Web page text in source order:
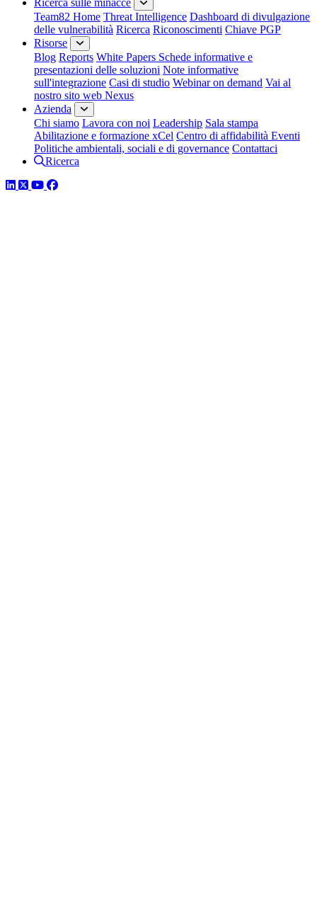
Team82 Home Threat Intelligence Dashboard di divulgazione
delle vulnerabilità Ricerca Riconoscimenti Chiave PGP
Risorse
Blog Reports White Papers Schede informative e
presentazioni delle soluzioni Note informative
sull'integrazione Casi di studio Webinar on demand Vai al
nostro sito web Nexus
Azienda
Chi siamo Lavora con noi Leadership Sala stampa
Abilitazione e formazione xCel Centro di affidabilità Eventi
Politiche ambientali, sociali e di governance Contattaci
Ricerca
LinkedIn
TwitterYouTube
Facebook